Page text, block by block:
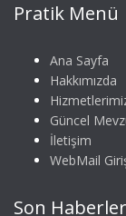
Pratik Menü
Ana Sayfa
Hakkımızda
Güncel
İletişim
WebMail
Son Haberler